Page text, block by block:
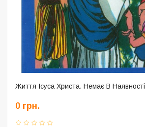
Життя Ісуса Христа. Немає В Наявності
0 грн.